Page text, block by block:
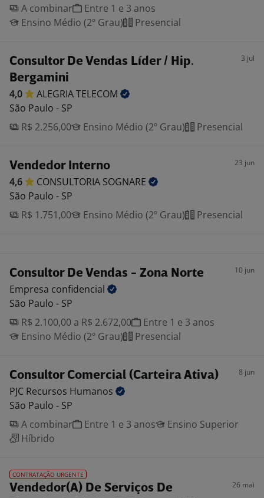
A combinar
Entre 1 e 3 anos
Ensino Médio (2º Grau)
Presencial
Consultor De Vendas Líder / Hip.
Bergamini
3 jul
4,0 ALEGRIATELECOM
São Paulo - SP
R$ 2.256,00
Ensino Médio (2º Grau) Presencial
Vendedor Interno 23 jun
4,6 CONSULTORIA SOGNARE
São Paulo - SP
R$ 1.751,00
Ensino Médio (2º Grau) Presencial
Consultor De Vendas - Zona Norte 10 jun
Empresa confidencial
São Paulo - SP
R$ 2.100,00 a R$ 2.672,00
Entre 1 e 3 anos
Ensino Médio (2º Grau)
Presencial
Consultor Comercial (Carteira Ativa) 8 jun
PJC Recursos Humanos
São Paulo - SP
A combinar
Entre 1 e 3 anos
Ensino Superior
Híbrido
CONTRATAÇÃO URGENTE
Vendedor(A) De Serviços De
26 mai